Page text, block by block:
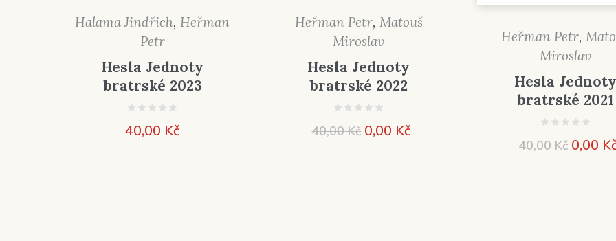
Halama Jindřich, Heřman
Petr
Hesla Jednoty
bratrské 2023
40,00 Kč
Heřman Petr, Matouš
Miroslav
Hesla Jednoty
bratrské 2022
40,00 Kč Původní
0,00 KčAktuální
Heřman Petr,
Miroslav
Hesla Jednoty
bratrské 2021
40,00 Kč 0,00